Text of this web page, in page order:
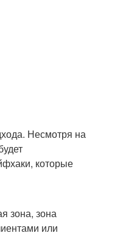
Несмотря на
которые
зона, зона
или